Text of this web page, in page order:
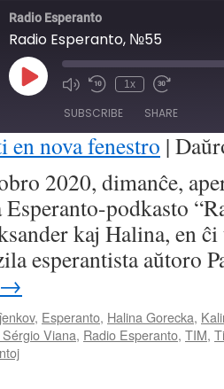
Radio Esperanto
Radio Esperanto, №55
Play
Episode Mute/Unmute
Rewind
Seconds
1x
Fast
30
seconds
SUBSCRIBE SHARE
en nova fenestro |
2020, dimanĉe,
podkasto
kaj Halina, en
esperantista aŭtoro
→
, Esperanto, Halina Gorecka,
Viana, Radio Esperanto, TIM,